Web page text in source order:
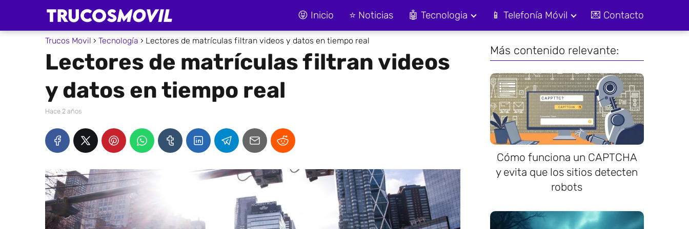
😝 Inicio ⭐ Noticias 🤖 Tecnologia 📱 Telefonía Móvil 💌 Contacto
Trucos Movil Tecnología Lectores de matrículas filtran videos y datos en tiempo real
Lectores de matrículas filtran videos
y datos en tiempo real
hace 2 años
Más contenido relevante:
Cómo funciona un CAPTCHA
y evita que los sitios detecten
robots